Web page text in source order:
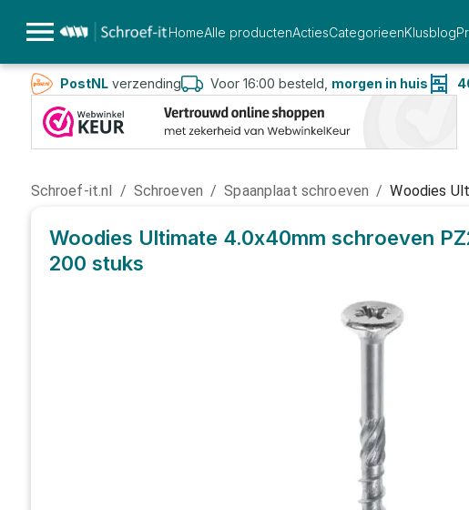
HomeAlle productenActiesCategorieenKlusblog
PostNLverzending Voor 16:00 besteld, morgen in huis
Schroef-it.nl / Schroeven / Spaanplaat schroeven / Woodies
Woodies Ultimate 4.0x40mm schroeven
200 stuks